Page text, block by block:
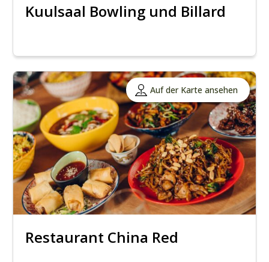
Kuulsaal Bowling und Billard
Auf der Karte ansehen
Restaurant China Red